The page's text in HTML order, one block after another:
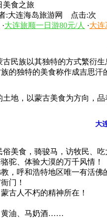
美食之旅
:大连海岛旅游网 点击:次
·大连旅顺一日游80元/人 ·大连
民族以其独特的方式繁衍
的独特的美食称作成吉思汗
地，以蒙古美食为方向，品
大
美食，骑骏马，访牧民、
驼、体验大漠的万千风情！
，呼和浩特地区唯一有活佛
门！
古人不朽的精神所在！
油、马奶酒……